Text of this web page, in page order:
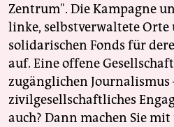
Zentrum". Die Kampagne
linke, selbstverwaltete Orte
solidarischen Fonds für
auf. Eine offene
zugänglichen Journalismus
zivilgesellschaftliches
auch? Dann machen Sie